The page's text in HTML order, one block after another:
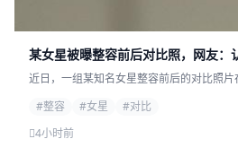
某女星被曝整容前后对比照，网友：
近日，一组某知名女星整容前后的对比照
#整容
#女星
#对比
4小时前